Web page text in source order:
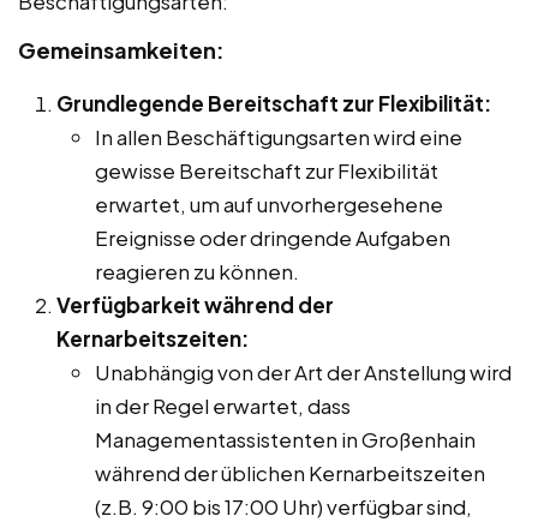
Gemeinsamkeiten:
Grundlegende Bereitschaft zur Flexibilität:
In allen Beschäftigungsarten wird eine
gewisse Bereitschaft zur Flexibilität
erwartet, um auf unvorhergesehene
Ereignisse oder dringende Aufgaben
reagieren zu können.
Verfügbarkeit während der
Kernarbeitszeiten:
Unabhängig von der Art der Anstellung wird
in der Regel erwartet, dass
Managementassistenten in Großenhain
während der üblichen Kernarbeitszeiten
(z.B. 9:00 bis 17:00 Uhr) verfügbar sind,